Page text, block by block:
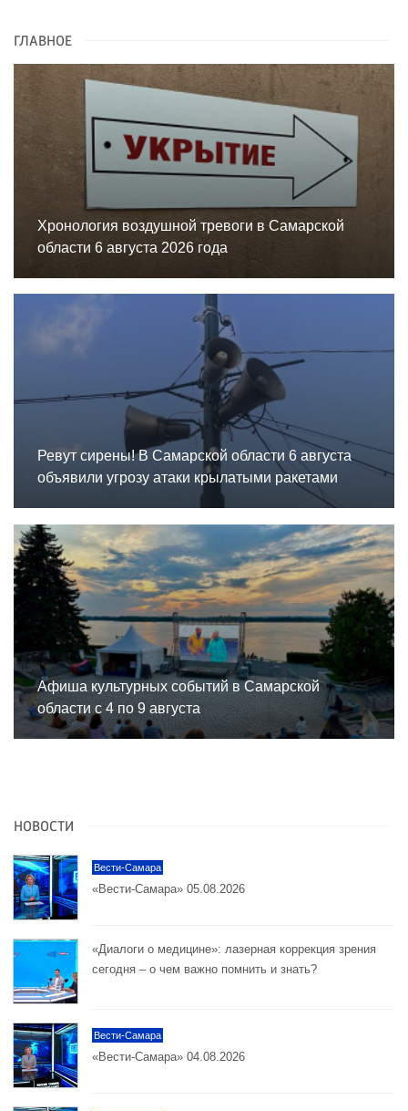
ГЛАВНОЕ
Хронология воздушной тревоги в Самарской
области 6 августа 2026 года
Ревут сирены! В Самарской области 6 августа
объявили угрозу атаки крылатыми ракетами
Афиша культурных событий в Самарской
области с 4 по 9 августа
НОВОСТИ
Вести-Самара
«Вести-Самара» 05.08.2026
«Диалоги о медицине»: лазерная коррекция зрения
сегодня – о чем важно помнить и знать?
Вести-Самара
«Вести-Самара» 04.08.2026